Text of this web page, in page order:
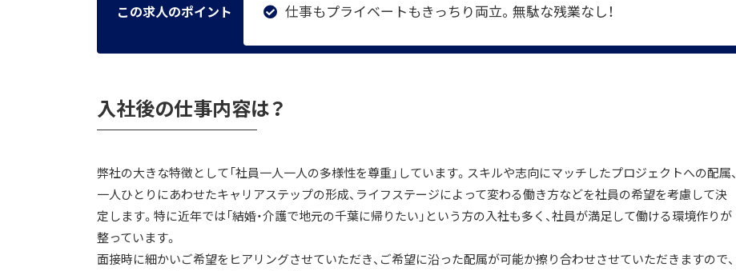
この求人のポイント 仕事もプライベートもきっちり両立。無駄な残業なし！
入社後の仕事内容は？
弊社の大きな特徴として「社員一人一人の多様性を尊重」しています。スキルや志向にマッチしたプロジェクトへの配属、
一人ひとりにあわせたキャリアステップの形成、ライフステージによって変わる働き方などを社員の希望を考慮して決
定します。特に近年では「結婚・介護で地元の千葉に帰りたい」という方の入社も多く、社員が満足して働ける環境作りが
整っています。
面接時に細かいご希望をヒアリングさせていただき、ご希望に沿った配属が可能か擦り合わせさせていただきますので、